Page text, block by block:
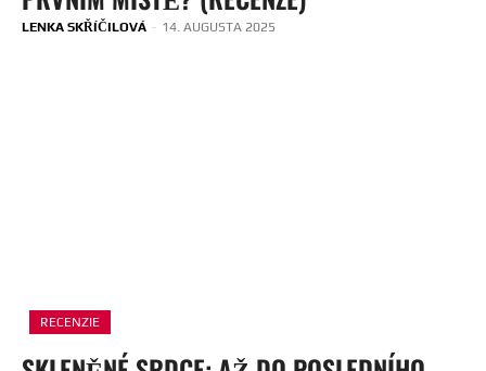
LENKA SKŘÍČILOVÁ - 14. AUGUSTA 2025
RECENZIE